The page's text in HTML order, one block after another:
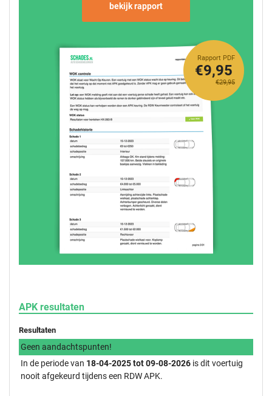
bekijk rapport
Rapport PDF
€29,95
€9,95
APK resultaten
Resultaten
Geen aandachtspunten!
In de periode van 18-04-2025 tot 09-08-2026 is dit voertuig
nooit afgekeurd tijdens een RDW APK.